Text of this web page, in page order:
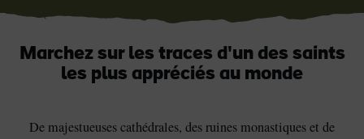
Marchez sur les traces d'un des saints
les plus appréciés au monde
De majestueuses cathédrales, des ruines monastiques et de